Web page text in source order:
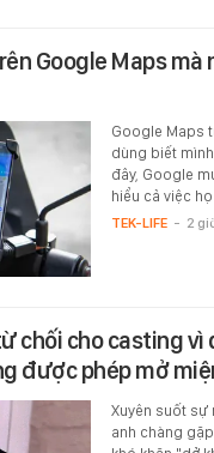
Google Maps mà
Google Maps
dùng biết
đây, Google
hiểu cả việc
TEK-LIFE - 2
chối cho casting vì
được phép mở
Xuyên suốt sự
anh chàng